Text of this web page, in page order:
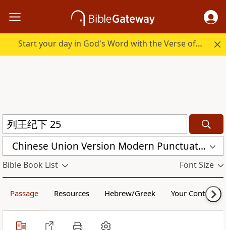
Start your day in God's Word with the Verse of the Day.
Chinese Union Version Modern Punctuation (Simplified) (CUVMPS)
Bible Book List Font Size
Passage Resources Hebrew/Greek Your Content